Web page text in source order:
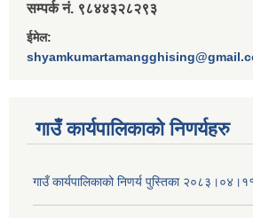
सम्पर्क नं. ९८४४३२८२९३
ईमेल:
गाउँ कार्यपालिकाकाे निणर्यहरु
गाउँ कार्यपालिकाको निणर्य पुस्तिका